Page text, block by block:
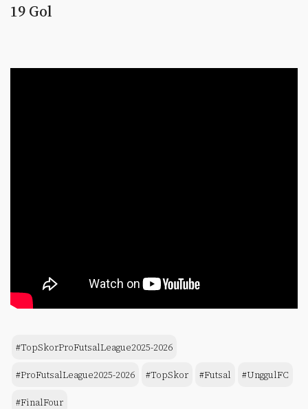
19 Gol
#TopSkorProFutsalLeague2025-2026
#ProFutsalLeague2025-2026 #TopSkor #Futsal #UnggulFC
#FinalFour